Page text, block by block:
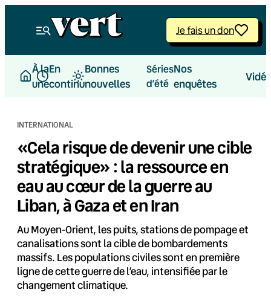
Je fais un don
À la
une
En
continu
Bonnes
nouvelles
Séries
d’été
Nos
enquêtes
INTERNATIONAL
«Cela risque de devenir une cible
stratégique» : la ressource en
eau au cœur de la guerre au
Liban, à Gaza et en Iran
Au Moyen-Orient, les puits, stations de pompage et
canalisations sont la cible de bombardements
massifs. Les populations civiles sont en première
ligne de cette guerre de l’eau, intensifiée par le
changement climatique.